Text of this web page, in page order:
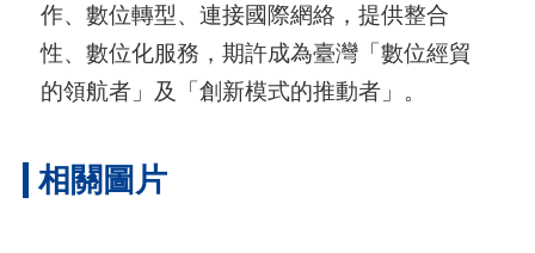
作、數位轉型、連接國際網絡，提供整合
性、數位化服務，期許成為臺灣「數位經貿
的領航者」及「創新模式的推動者」。
相關圖片